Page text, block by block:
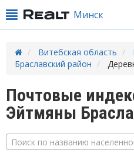
Минск
Витебская область
Браславский район
Почтовые
Эйтмяны
Поиск по названию